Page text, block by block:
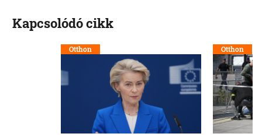
Kapcsolódó cikk
Otthon Otthon